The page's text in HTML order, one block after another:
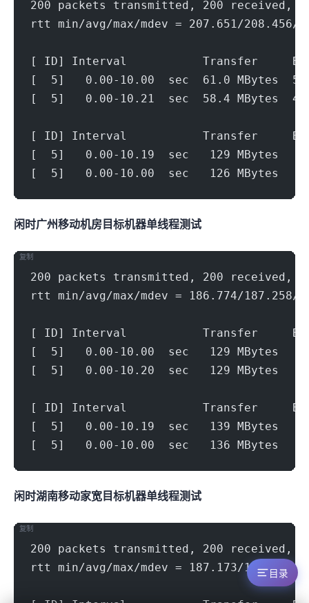
200 packets transmitted, 200 received,
rtt min/avg/max/mdev = 207.651/208.456/
[ ID] Interval           Transfer
[  5]   0.00-10.00  sec  61.0 MBytes
[  5]   0.00-10.21  sec  58.4 MBytes
[ ID] Interval           Transfer
[  5]   0.00-10.19  sec   129 MBytes
[  5]   0.00-10.00  sec   126 MBytes
闲时广州移动机房(500Mbps) 目标机器 IPERF3单线程测试
200 packets transmitted, 200 received,
rtt min/avg/max/mdev = 186.774/187.258/
[ ID] Interval           Transfer
[  5]   0.00-10.00  sec   129 MBytes
[  5]   0.00-10.20  sec   129 MBytes
[ ID] Interval           Transfer
[  5]   0.00-10.19  sec   139 MBytes
[  5]   0.00-10.00  sec   136 MBytes
复制
闲时湖南移动家宽(300Mbps) 目标机器 IPERF3单线程测试
200 packets transmitted, 200 received,
rtt min/avg/max/mdev = 187.173/189.220/
复制
目录